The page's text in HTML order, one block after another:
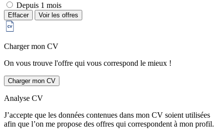
Depuis 1 mois
Effacer Voir les offres
Charger mon CV
On vous trouve l'offre qui vous correspond le mieux !
Charger mon CV
Analyse CV
J’accepte que les données contenues dans mon CV soient utilisées
afin que l’on me propose des offres qui correspondent à mon profil.